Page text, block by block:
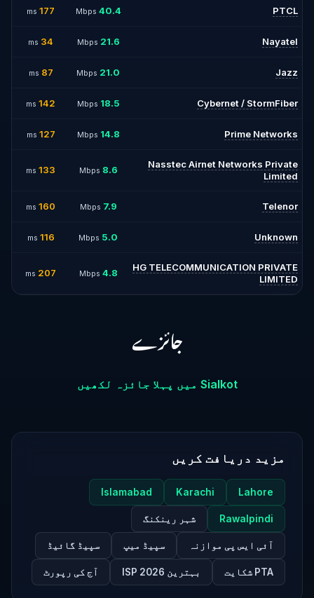
PTCL
40.4
Mbps
177
ms
Nayatel
21.6
Mbps
34
ms
Jazz
21.0
Mbps
87
ms
Cybernet / StormFiber
18.5
Mbps
142
ms
Prime Networks
14.8
Mbps
127
ms
Nasstec Airnet Networks Private
Limited
8.6
Mbps
133
ms
Telenor
7.9
Mbps
160
ms
Unknown
5.0
Mbps
116
ms
HG TELECOMMUNICATION PRIVATE
LIMITED
4.8
Mbps
207
ms
جائزے
Sialkot میں پہلا جائزہ لکھیں
مزید دریافت کریں
Lahore
Karachi
Islamabad
Rawalpindi شہر رینکنگ
آئی ایس پی موازنہ سپیڈ میپ سپیڈ گائیڈ
PTA شکایت بہترین ISP 2026 آج کی رپورٹ